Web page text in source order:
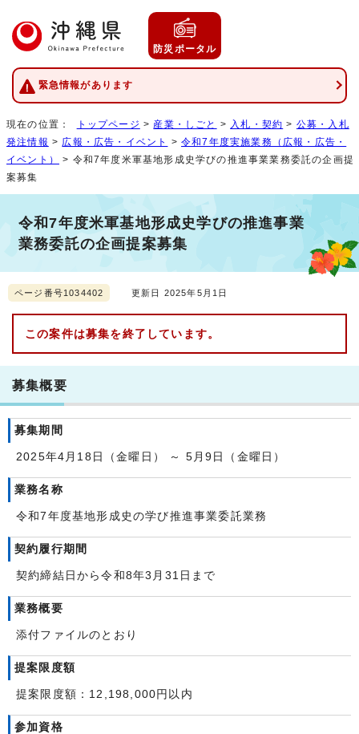
防災ポータル
緊急情報があります
現在の位置： トップページ > 産業・しごと > 入札・契約 > 公募・入札
発注情報 > 広報・広告・イベント >令和7年度実施業務（広報・広告・
イベント）
> 令和7年度米軍基地形成史学びの推進事業業務委託の企画提
案募集
令和7年度米軍基地形成史学びの推進事業
業務委託の企画提案募集
ページ番号1034402 更新日 2025年5月1日
この案件は募集を終了しています。
募集概要
募集期間
2025年4月18日（金曜日） ～ 5月9日（金曜日）
業務名称
令和7年度基地形成史の学び推進事業委託業務
契約履行期間
契約締結日から令和8年3月31日まで
業務概要
添付ファイルのとおり
提案限度額
提案限度額：12,198,000円以内
参加資格